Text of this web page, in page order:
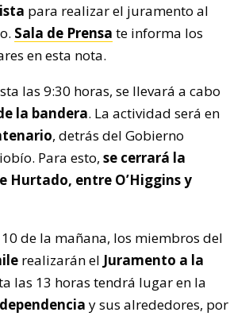
para realizar el juramento al
Sala de Prensa te informa los
en esta nota.
las 9:30 horas, se llevará a cabo
la bandera. La actividad será en
, detrás del Gobierno
Para esto, se cerrará la
Hurtado, entre O’Higgins y
de la mañana, los miembros del
realizarán el Juramento a la
las 13 horas tendrá lugar en la
y sus alrededores, por